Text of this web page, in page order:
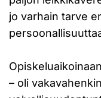
jo varhain tarve
– oli